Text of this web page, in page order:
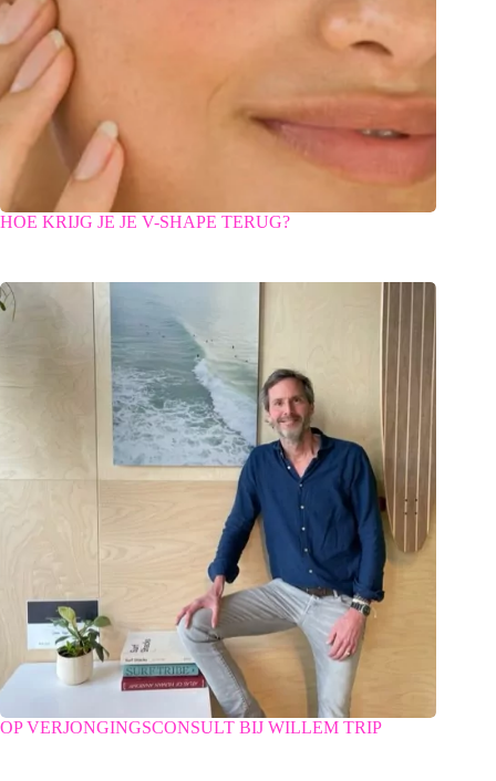
HOE KRIJG JE JE V-SHAPE TERUG?
OP VERJONGINGSCONSULT BIJ WILLEM TRIP